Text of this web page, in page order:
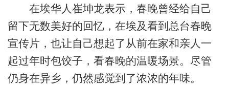
在埃华人崔坤龙表示，春晚曾经给自己
留下无数美好的回忆，在埃及看到总台春晚
宣传片，也让自己想起了从前在家和亲人一
起过年时包饺子，看春晚的温暖场景。尽管
仍身在异乡，仍然感觉到了浓浓的年味。